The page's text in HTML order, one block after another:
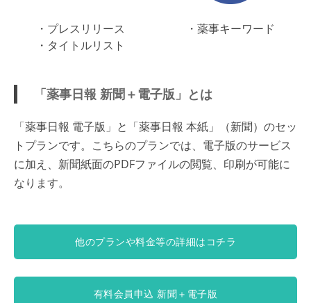
・プレスリリース
・タイトルリスト
・薬事キーワード
「薬事日報 新聞＋電子版」とは
「薬事日報 電子版」と「薬事日報 本紙」（新聞）のセッ
トプランです。こちらのプランでは、電子版のサービス
に加え、新聞紙面のPDFファイルの閲覧、印刷が可能に
なります。
他のプランや料金等の詳細はコチラ
有料会員申込 新聞＋電子版